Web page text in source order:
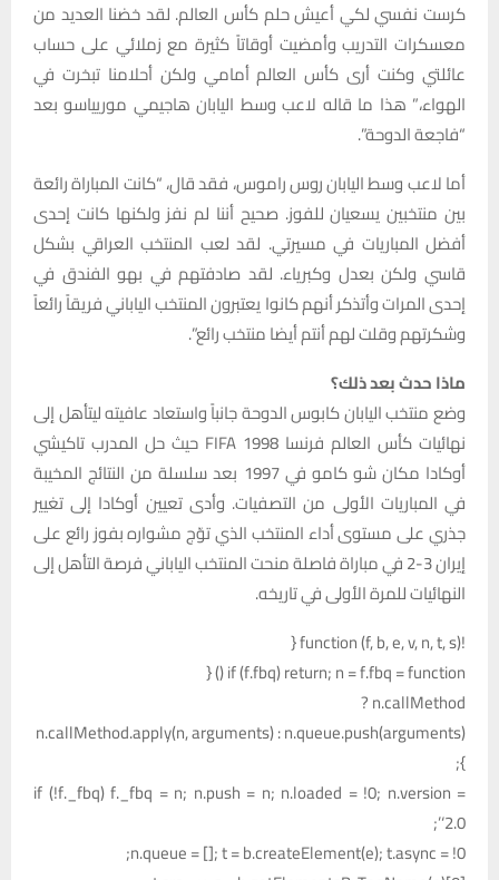
كرست نفسي لكي أعيش حلم كأس العالم. لقد خضنا العديد من
معسكرات التدريب وأمضيت أوقاتاً كثيرة مع زملائي على حساب
عائلتي وكنت أرى كأس العالم أمامي ولكن أحلامنا تبخرت في
الهواء،” هذا ما قاله لاعب وسط اليابان هاجيمي موريياسو بعد
“فاجعة الدوحة”.
أما لاعب وسط اليابان روس راموس، فقد قال، “كانت المباراة رائعة
بين منتخبين يسعيان للفوز. صحيح أننا لم نفز ولكنها كانت إحدى
أفضل المباريات في مسيرتي. لقد لعب المنتخب العراقي بشكل
قاسي ولكن بعدل وكبرياء. لقد صادفتهم في بهو الفندق في
إحدى المرات وأتذكر أنهم كانوا يعتبرون المنتخب الياباني فريقاً رائعاً
وشكرتهم وقلت لهم أنتم أيضا منتخب رائع”.
ماذا حدث بعد ذلك؟
وضع منتخب اليابان كابوس الدوحة جانباً واستعاد عافيته ليتأهل إلى
نهائيات كأس العالم فرنسا 1998 FIFA حيث حل المدرب تاكيشي
أوكادا مكان شو كامو في 1997 بعد سلسلة من النتائج المخيبة
في المباريات الأولى من التصفيات. وأدى تعيين أوكادا إلى تغيير
جذري على مستوى أداء المنتخب الذي توّج مشواره بفوز رائع على
إيران 3-2 في مباراة فاصلة منحت المنتخب الياباني فرصة التأهل إلى
النهائيات للمرة الأولى في تاريخه.
!function (f, b, e, v, n, t, s) {
if (f.fbq) return; n = f.fbq = function () {
n.callMethod ?
n.callMethod.apply(n, arguments) : n.queue.push(arguments)
};
if (!f._fbq) f._fbq = n; n.push = n; n.loaded = !0; n.version =
‘2.0’;
n.queue = []; t = b.createElement(e); t.async = !0;